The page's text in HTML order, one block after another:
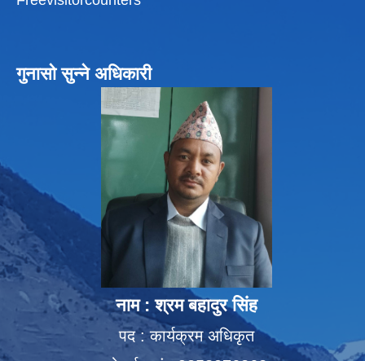
गुनासो सुन्ने अधिकारी
नाम : श्रम बहादुर सिंह
पद : कार्यक्रम अधिकृत